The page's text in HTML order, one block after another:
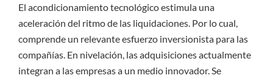
El acondicionamiento tecnológico estimula una
aceleración del ritmo de las liquidaciones. Por lo cual,
comprende un relevante esfuerzo inversionista para las
compañías. En nivelación, las adquisiciones actualmente
integran a las empresas a un medio innovador. Se